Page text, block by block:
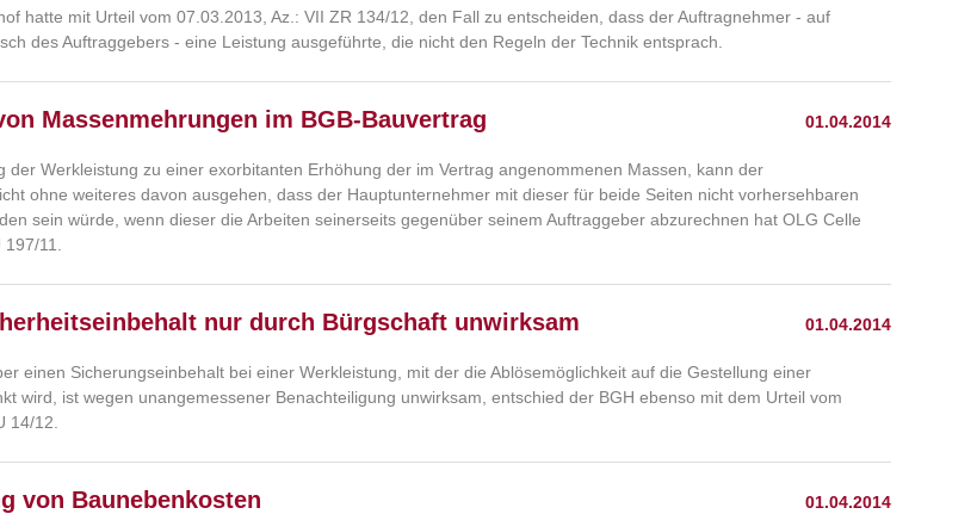
hatte mit Urteil vom 07.03.2013, Az.: VII ZR 134/12, den Fall zu entscheiden, dass der Auftragnehmer - auf
des Auftraggebers - eine Leistung ausgeführte, die nicht den Regeln der Technik entsprach.
01.04.2014
Massenmehrungen im BGB-Bauvertrag
der Werkleistung zu einer exorbitanten Erhöhung der im Vertrag angenommenen Massen, kann der
ohne weiteres davon ausgehen, dass der Hauptunternehmer mit dieser für beide Seiten nicht vorhersehbaren
sein würde, wenn dieser die Arbeiten seinerseits gegenüber seinem Auftraggeber abzurechnen hat OLG Celle
11.
01.04.2014
nur durch Bürgschaft unwirksam
einen Sicherungseinbehalt bei einer Werkleistung, mit der die Ablösemöglichkeit auf die Gestellung einer
wird, ist wegen unangemessener Benachteiligung unwirksam, entschied der BGH ebenso mit dem Urteil vom
14/12.
01.04.2014
von Baunebenkosten